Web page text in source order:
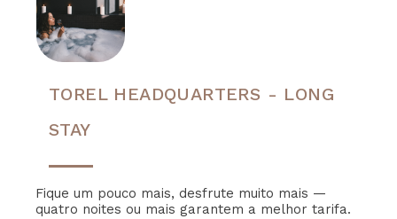
TOREL HEADQUARTERS - LONG
STAY
Fique um pouco mais, desfrute muito mais —
quatro noites ou mais garantem a melhor tarifa.